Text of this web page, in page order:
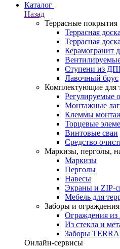
Каталог
Назад
Террасные покрытия
Террасная
Террасная
Керамогранит
Ступени из
Лавочный брус
Комплектующие для
Регулируемые
Монтажные
Клеммы
Торцевые
Винтовые сваи
Средство
Маркизы, перголы,
Маркизы
Перголы
Навесы
Экраны и ZIP-
Мебель для
Заборы и ограждения
Ограждения
Из стекла и
Заборы
Онлайн-сервисы